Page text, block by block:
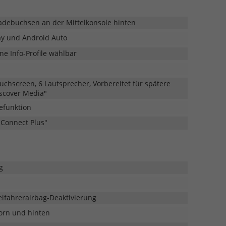
an der Mittelkonsole hinten
und Android Auto
Info-Profile wählbar
6 Lautsprecher, Vorbereitet für spätere
Media"
Plus"
Deaktivierung
und hinten